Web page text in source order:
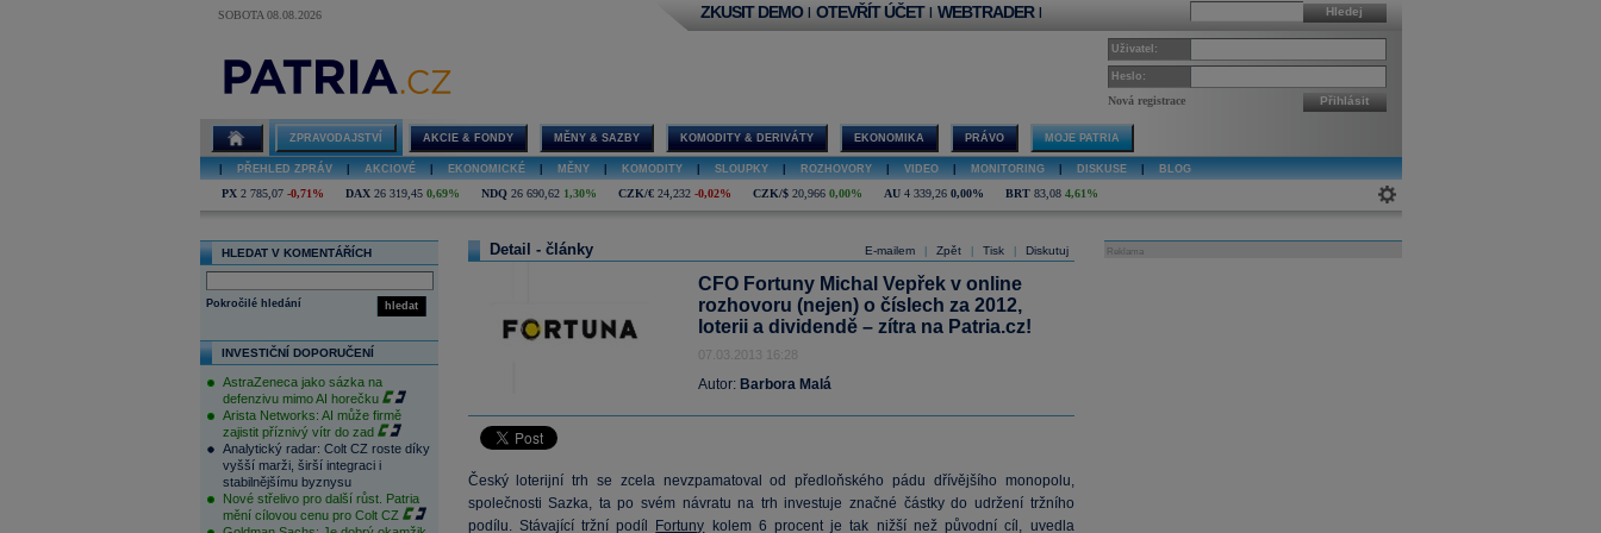
SOBOTA 08.08.2026 Hledej
ZKUSIT DEMO | OTEVŘÍT ÚČET | WEBTRADER |
Uživatel:
Heslo:
Nová registrace Přihlásit
ZPRAVODAJSTVÍ AKCIE & FONDY MĚNY & SAZBY KOMODITY & DERIVÁTY EKONOMIKA PRÁVO MOJE PATRIA
PŘEHLED ZPRÁV AKCIOVÉ EKONOMICKÉ MĚNY KOMODITY SLOUPKY ROZHOVORY VIDEO MONITORING DISKUSE BLOG
PX 2 785,07 -0,71% DAX 26 319,45 0,69% NDQ 26 690,62 1,30% CZK/€ 24,232 -0,02% CZK/$ 20,966 0,00% AU 4 339,26 0,00% BRT 83,08 4,61%
HLEDAT V KOMENTÁŘÍCH
hledat
Pokročilé hledání
INVESTIČNÍ DOPORUČENÍ
AstraZeneca jako sázka na
defenzivu mimo AI horečku
Arista Networks: AI může firmě
zajistit příznivý vítr do zad
Analytický radar: Colt CZ roste díky
vyšší marži, širší integraci i
stabilnějšímu byznysu
Nové střelivo pro další růst. Patria
mění cílovou cenu pro Colt CZ
E-mailem Zpět Tisk Diskutuj
Detail - články
CFO Fortuny Michal Vepřek v online
rozhovoru (nejen) o číslech za 2012,
loterii a dividendě – zítra na Patria.cz!
07.03.2013 16:28
Autor: Barbora Malá
Český loterijní trh se zcela nevzpamatoval od předloňského pádu dřívějšího monopolu,
společnosti Sazka, ta po svém návratu na trh investuje značné částky do udržení tržního
podílu. Stávající tržní podíl
Fortuny kolem 6 procent je tak nižší než původní cíl, uvedla
Reklama